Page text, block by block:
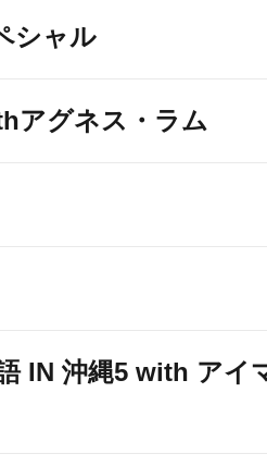
シャル
アグネス・ラム
IN 沖縄5 with アイ